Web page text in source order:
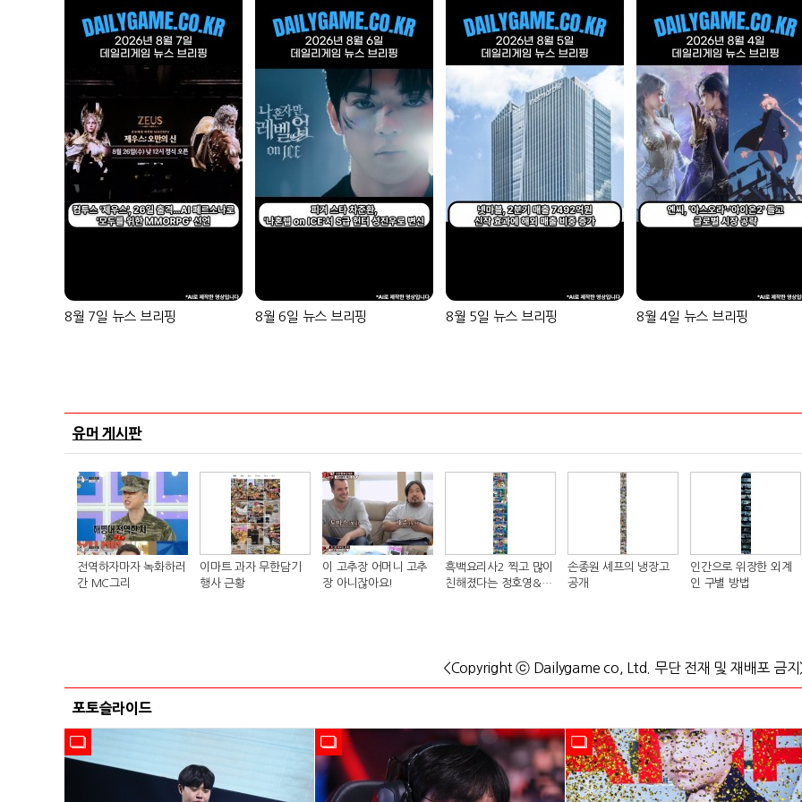
8월 7일 뉴스 브리핑 8월 6일 뉴스 브리핑 8월 5일 뉴스 브리핑 8월 4일 뉴스 브리핑
유머 게시판
전역하자마자 녹화하러
간 MC그리
이마트 과자 무한담기
행사 근황
이 고추장 어머니 고추
장 아니잖아요!
흑백요리사2 찍고 많이
친해졌다는 정호영&샘
손종원 셰프의 냉장고
공개
인간으로 위장한 외계
인 구별 방법
<Copyright ⓒ Dailygame co, Ltd. 무단 전재 및 재배포 금지
포토슬라이드